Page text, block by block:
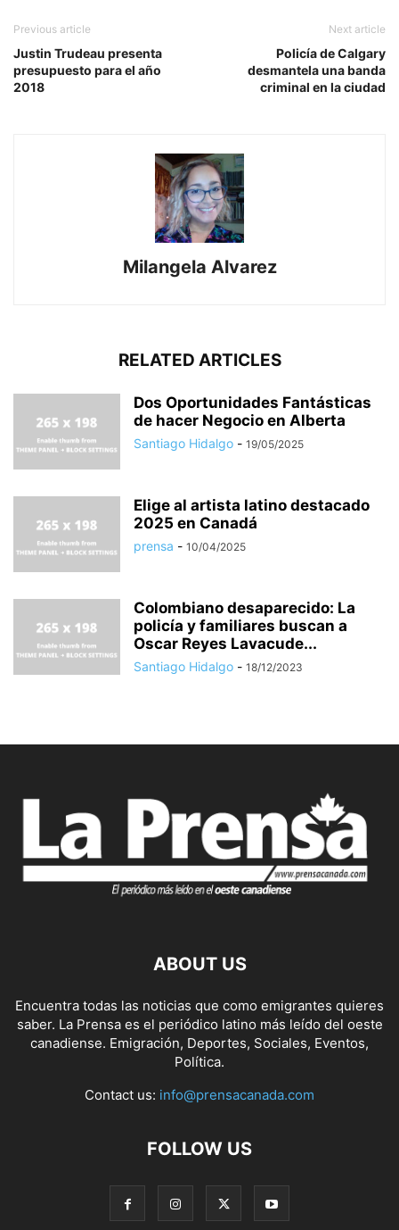
Previous article
Justin Trudeau presenta
presupuesto para el año
2018
Next article
Policía de Calgary
desmantela una banda
criminal en la ciudad
Milangela Alvarez
RELATED ARTICLES
Dos Oportunidades Fantásticas
de hacer Negocio en Alberta
Santiago Hidalgo - 19/05/2025
Elige al artista latino destacado
2025 en Canadá
prensa - 10/04/2025
Colombiano desaparecido: La
policía y familiares buscan a
Oscar Reyes Lavacude...
Santiago Hidalgo - 18/12/2023
ABOUT US
Encuentra todas las noticias que como emigrantes quieres
saber. La Prensa es el periódico latino más leído del oeste
canadiense. Emigración, Deportes, Sociales, Eventos,
Política.
Contact us: info@prensacanada.com
FOLLOW US